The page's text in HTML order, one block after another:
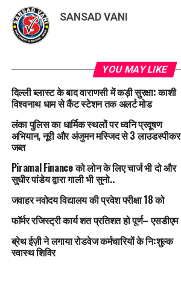
SANSAD VANI
YOU MAY LIKE
दिल्ली ब्लास्ट के बाद वाराणसी में कड़ी सुरक्षा: काशी
विश्वनाथ धाम से कैंट स्टेशन तक अलर्ट मोड
लंका पुलिस का धार्मिक स्थलों पर ध्वनि प्रदूषण
अभियान, नूरी और अंजुमन मस्जिद से 3 लाउडस्पीकर
जब्त
Piramal Finance को लोन के लिए चार्ज भी दो और
सुधीर पांडेय द्वारा गाली भी सुनो..
जवाहर नवोदय विद्यालय की प्रवेश परीक्षा 18 को
फॉर्मर रजिस्ट्री कार्य शत प्रतिशत हो पूर्ण– एसडीएम
ब्रेथ ईज़ी ने लगाया रोडवेज कर्मचारियों के नि:शुल्क
स्वास्थ शिविर